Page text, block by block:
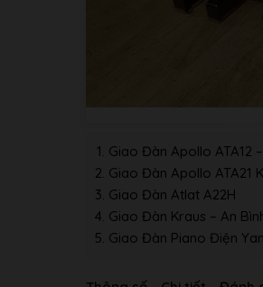
Giao Đàn Apollo ATA12
Giao Đàn Apollo ATA21
Giao Đàn Atlat A22H
Giao Đàn Kraus – An
Giao Đàn Piano Điện